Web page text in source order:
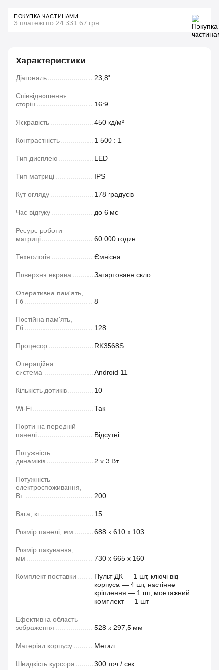
ПОКУПКА ЧАСТИНАМИ
3 платежі по 24 331.67 грн
Характеристики
Діагональ 23,8"
Співвідношення
сторін
16:9
Яскравість 450 кд/м²
Контрастність 1 500 : 1
Тип дисплею LED
Тип матриці IPS
Кут огляду 178 градусів
Час відгуку до 6 мс
Ресурс роботи
матриці
60 000 годин
Технологія Ємнісна
Поверхня екрана Загартоване скло
Оперативна пам'ять,
Гб
8
Постійна пам'ять,
Гб
128
Процесор RK3568S
Операційна
система
Android 11
Кількість дотиків 10
Wi-Fi Так
Порти на передній
панелі
Відсутні
Потужність
динаміків
2 х 3 Вт
Потужність
електроспоживання,
Вт
200
Вага, кг 15
Розмір панелі, мм 688 х 610 х 103
Розмір пакування,
мм
730 х 665 х 160
Комплект поставки
Пульт ДК — 1 шт, ключі від
корпуса — 4 шт, настінне
кріплення — 1 шт, монтажний
комплект — 1 шт
Ефективна область
зображення
528 х 297,5 мм
Матеріал корпусу Метал
Швидкість курсора 300 точ / сек.